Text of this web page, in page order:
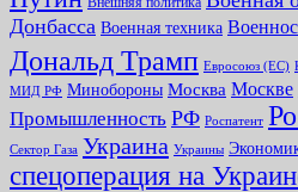
Донбасса Военная техника
Дональд Трамп Евросоюз (ЕС)
МИД РФ Минобороны Москва Москве
Промышленность РФ Роспатент
Сектор Газа Украина Украины
спецоперация на